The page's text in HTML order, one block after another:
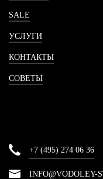
SALE
УСЛУГИ
КОНТАКТЫ
СОВЕТЫ
+7 (495) 274 06 36
INFO@VODOLEY-